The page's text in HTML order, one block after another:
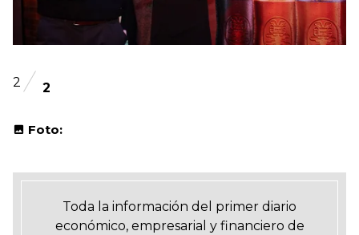
2 2
Foto:
Toda la información del primer diario
económico, empresarial y financiero de